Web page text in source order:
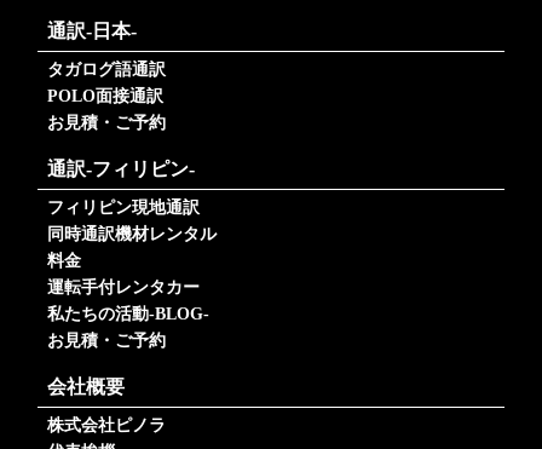
通訳-日本-
タガログ語通訳
POLO面接通訳
お見積・ご予約
通訳-フィリピン-
フィリピン現地通訳
同時通訳機材レンタル
料金
運転手付レンタカー
私たちの活動-BLOG-
お見積・ご予約
会社概要
株式会社ピノラ